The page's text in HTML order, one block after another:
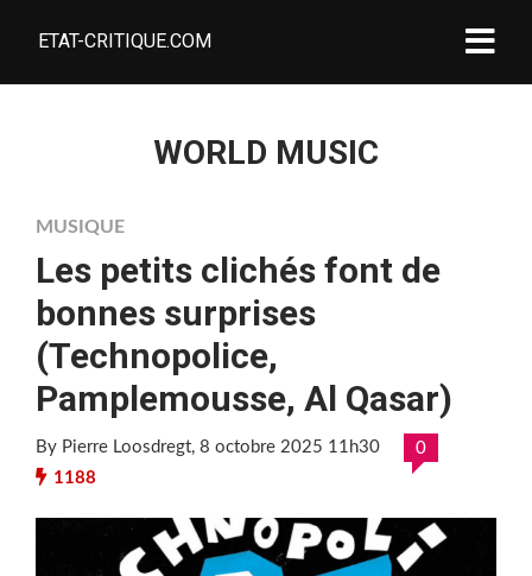
ETAT-CRITIQUE.COM
WORLD MUSIC
MUSIQUE
Les petits clichés font de
bonnes surprises
(Technopolice,
Pamplemousse, Al Qasar)
By Pierre Loosdregt, 8 octobre 2025 11h30
0
1188